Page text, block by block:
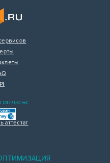
оплаты:
аттестат